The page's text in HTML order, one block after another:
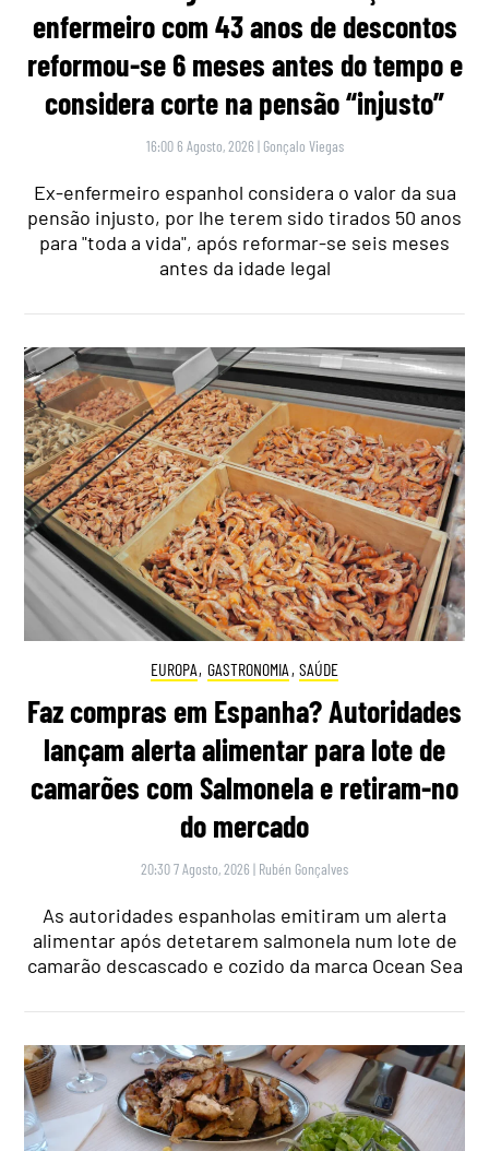
enfermeiro com 43 anos de descontos
reformou-se 6 meses antes do tempo e
considera corte na pensão “injusto”
16:00 6 Agosto, 2026 | Gonçalo Viegas
Ex-enfermeiro espanhol considera o valor da sua
pensão injusto, por lhe terem sido tirados 50 anos
para "toda a vida", após reformar-se seis meses
antes da idade legal
EUROPA, GASTRONOMIA , SAÚDE
Faz compras em Espanha? Autoridades
lançam alerta alimentar para lote de
camarões com Salmonela e retiram-no
do mercado
20:30 7 Agosto, 2026 | Rubén Gonçalves
As autoridades espanholas emitiram um alerta
alimentar após detetarem salmonela num lote de
camarão descascado e cozido da marca Ocean Sea